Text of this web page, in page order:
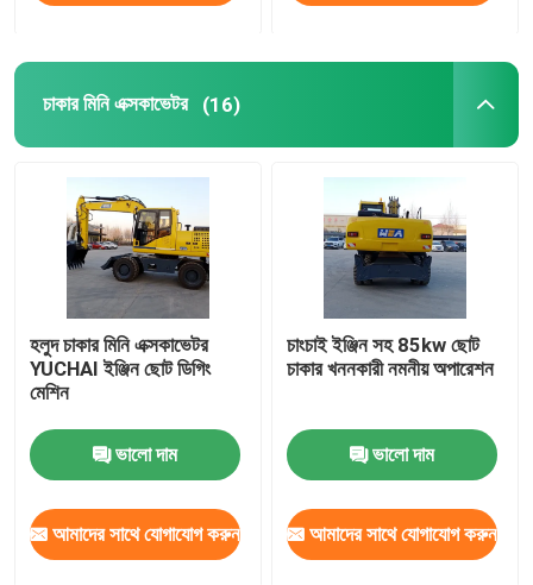
চাকার মিনি এক্সকাভেটর (16)
হলুদ চাকার মিনি এক্সকাভেটর
YUCHAI ইঞ্জিন ছোট ডিগিং
মেশিন
ভালো দাম
আমাদের সাথে যোগাযোগ করুন
চাংচাই ইঞ্জিন সহ 85kw ছোট
চাকার খননকারী নমনীয় অপারেশন
ভালো দাম
আমাদের সাথে যোগাযোগ করুন